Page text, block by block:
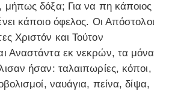
δόξα; Για να πη κάποιος
κάποιο όφελος. Οι Απόστολοι
Χριστόν και Τούτον
Αναστάντα εκ νεκρών, τα μόνα
ήσαν: ταλαιπωρίες, κόποι,
ναυάγια, πείνα, δίψα,